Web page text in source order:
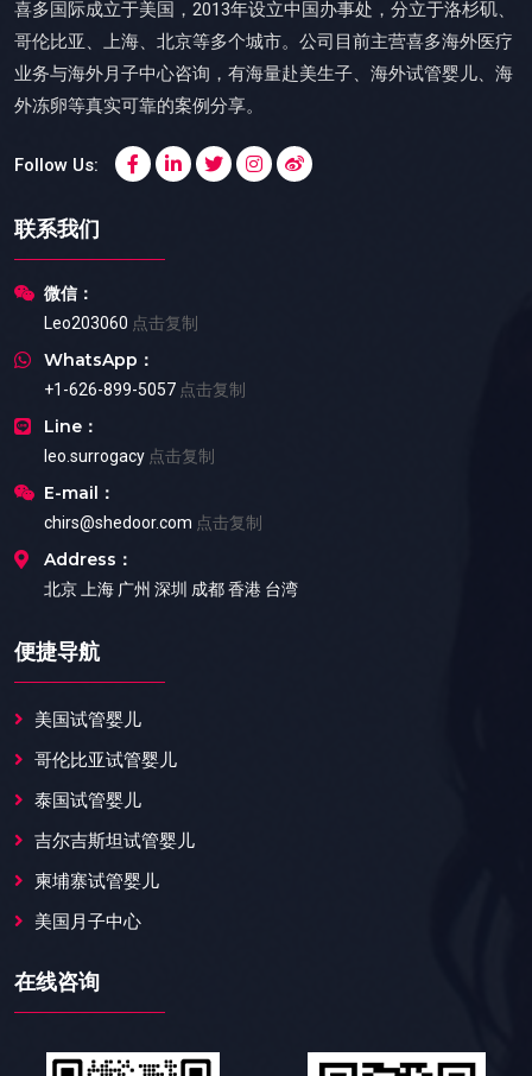
喜多国际成立于美国，2013年设立中国办事处，分立于洛杉矶、
哥伦比亚、上海、北京等多个城市。公司目前主营喜多海外医疗
业务与海外月子中心咨询，有海量赴美生子、海外试管婴儿、海
外冻卵等真实可靠的案例分享。
Follow Us:
联系我们
微信：
Leo203060 点击复制
WhatsApp：
+1-626-899-5057 点击复制
Line：
leo.surrogacy 点击复制
E-mail：
chirs@shedoor.com 点击复制
Address：
北京 上海 广州 深圳 成都 香港 台湾
便捷导航
美国试管婴儿
哥伦比亚试管婴儿
泰国试管婴儿
吉尔吉斯坦试管婴儿
柬埔寨试管婴儿
美国月子中心
在线咨询